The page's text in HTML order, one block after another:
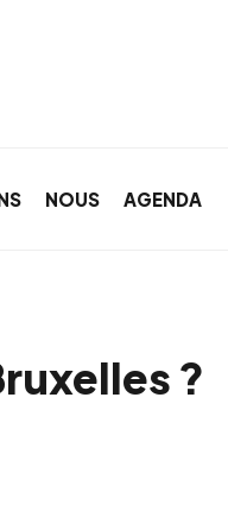
NOUS AGENDA
?